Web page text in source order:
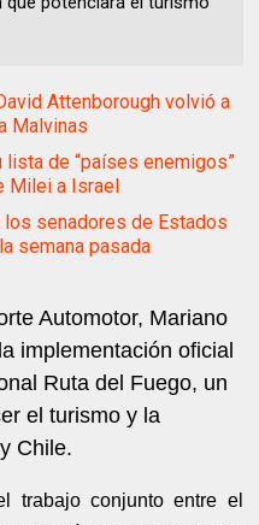
Attenborough volvió a
Malvinas
lista de “países enemigos”
Milei a Israel
senadores de Estados
semana pasada
Automotor, Mariano
implementación oficial
Ruta del Fuego, un
el turismo y la
Chile.
trabajo conjunto entre el